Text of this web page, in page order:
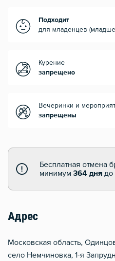
Подходит
для младенцев
Курение
запрещено
Вечеринки и
запрещены
Бесплатная отмена
минимум 364 дня до
Адрес
Московская область,
село Немчиновка, 1-я